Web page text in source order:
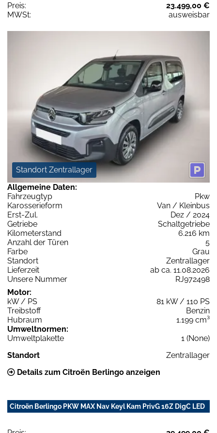
Preis:
23.499,00 €
MWSt:
ausweisbar
Standort Zentrallager
Allgemeine Daten:
Fahrzeugtyp
Pkw
Karosserieform
Van / Kleinbus
Erst-Zul.
Dez / 2024
Getriebe
Schaltgetriebe
Kilometerstand
6.216 km
Anzahl der Türen
5
Farbe
Grau
Standort
Zentrallager
Lieferzeit
ab ca. 11.08.2026
Unsere Nummer
RJ972498
Motor:
kW / PS
81 kW / 110 PS
Treibstoff
Benzin
Hubraum
1.199 cm³
Umweltnormen:
Umweltplakette
1 (None)
Standort
Zentrallager
Details zum Citroën Berlingo anzeigen
Citroën Berlingo PKW MAX Nav Keyl Kam PrivG 16Z DigC LED